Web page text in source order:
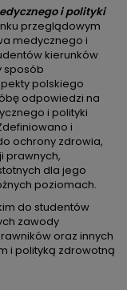
i polityki
przeglądowym
medycznego i
kierunków
sposób
polskiego
odpowiedzi na
i polityki
i
ochrony zdrowia,
prawnych,
dla jego
poziomach.
do studentów
zawody
oraz innych
i polityką zdrowotną